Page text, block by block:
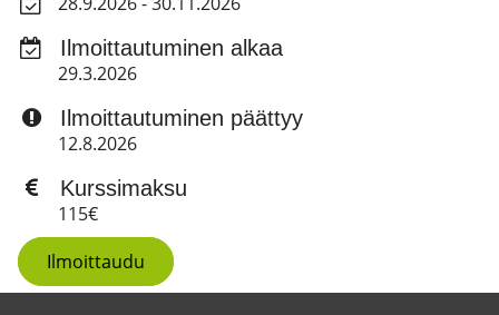
Ilmoittautuminen alkaa
29.3.2026
Ilmoittautuminen päättyy
12.8.2026
Kurssimaksu
115€
Ilmoittaudu